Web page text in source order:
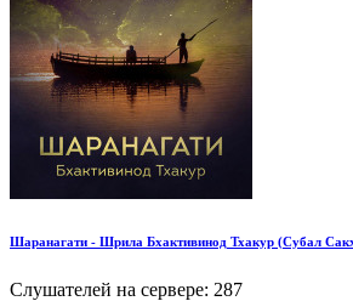
Шаранагати - Шрила Бхактивинод Тхакур (Субал
Слушателей на сервере: 287